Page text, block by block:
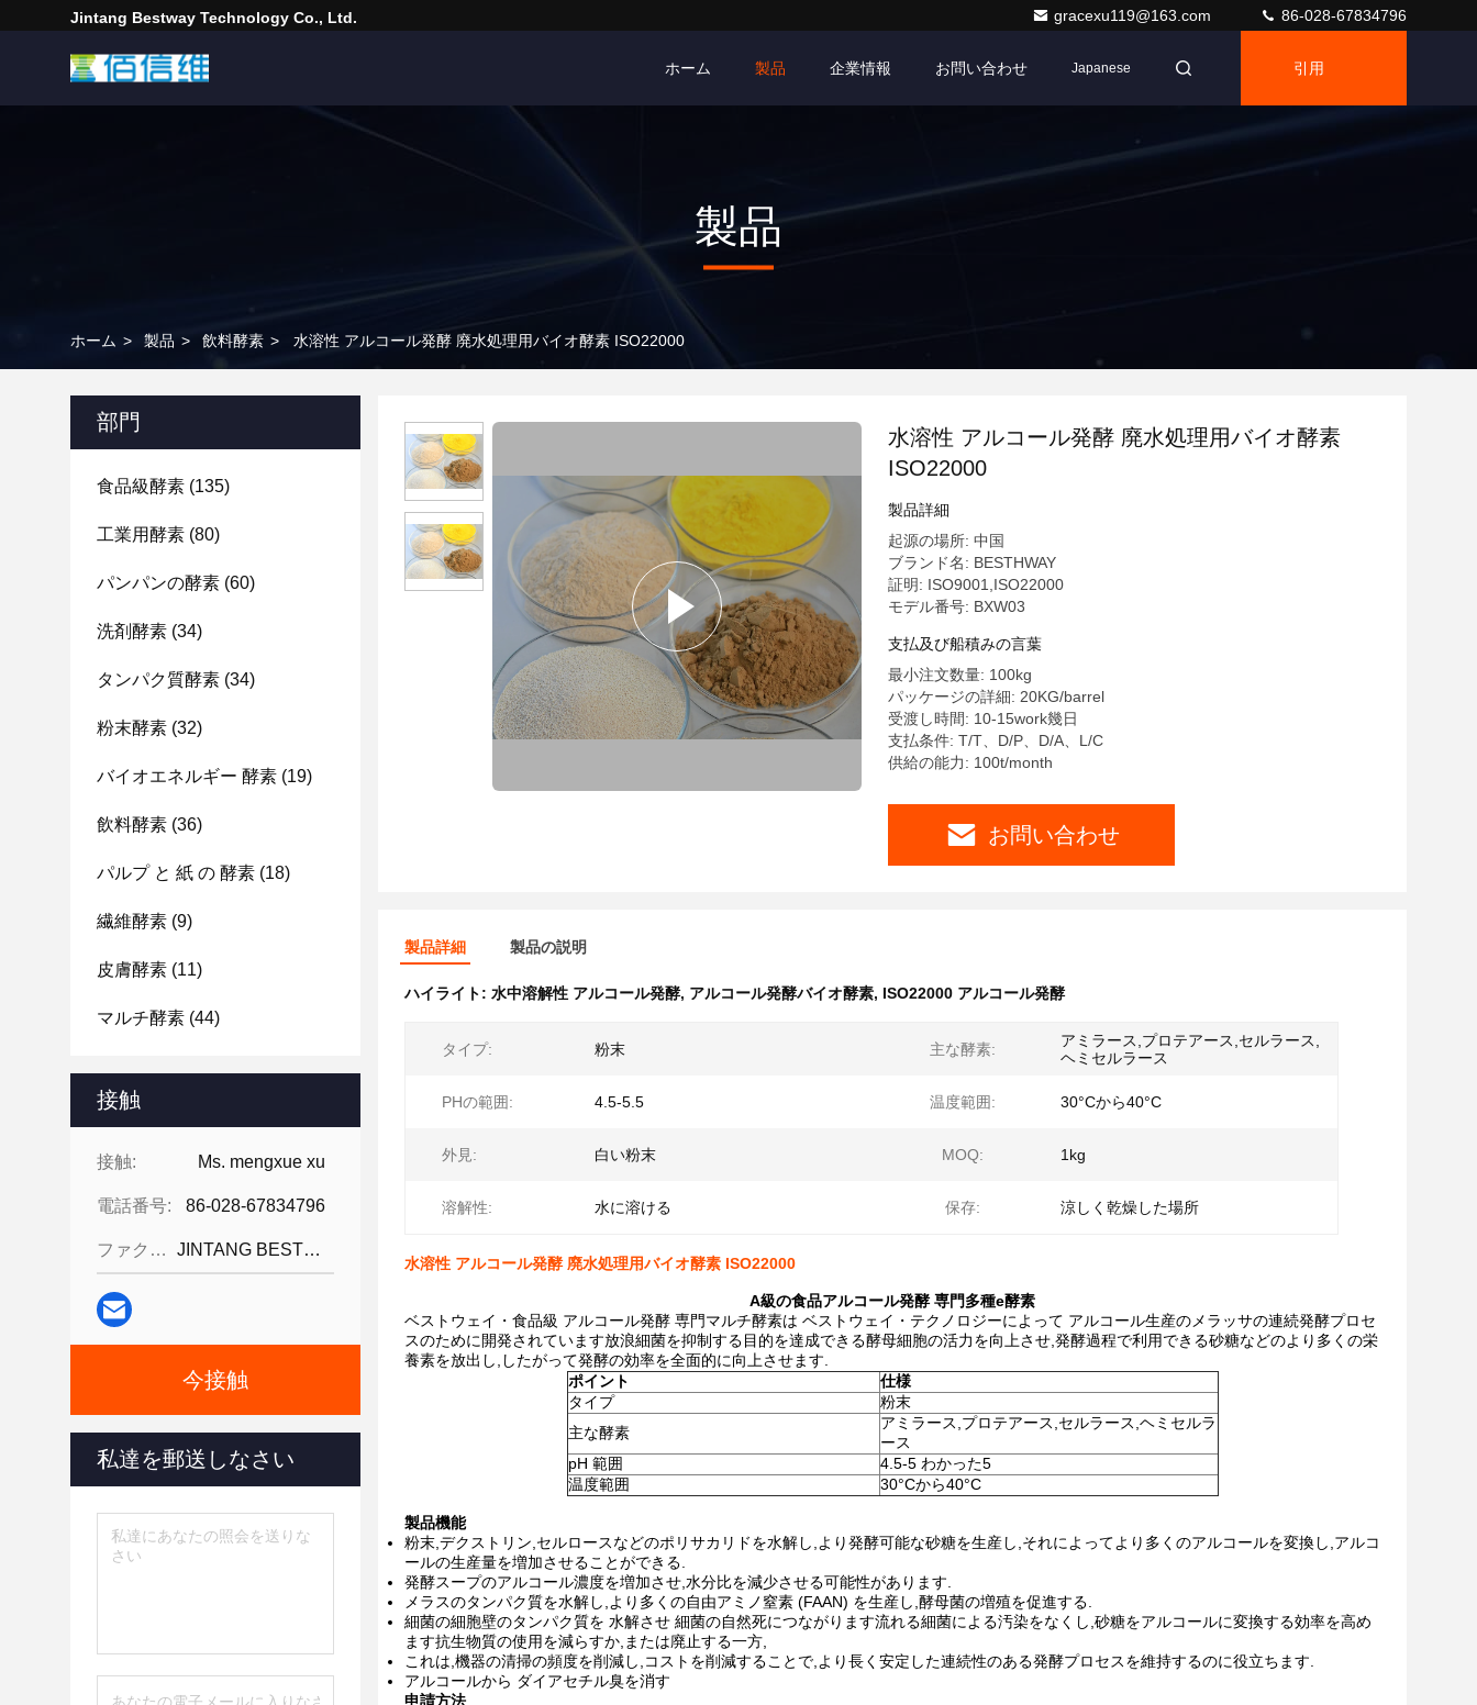
Jintang Bestway Technology Co., Ltd. gracexu119@163.com 86-028-67834796
ホーム 製品 企業情報 お問い合わせ Japanese 引用
製品
ホーム > 製品 > 飲料酵素 > 水溶性 アルコール発酵 廃水処理用バイオ酵素 ISO22000
部門
食品級酵素 (135)
工業用酵素 (80)
パンパンの酵素 (60)
洗剤酵素 (34)
タンパク質酵素 (34)
粉末酵素 (32)
バイオエネルギー 酵素 (19)
飲料酵素 (36)
パルプ と 紙 の 酵素 (18)
繊維酵素 (9)
皮膚酵素 (11)
マルチ酵素 (44)
接触
接触: Ms. mengxue xu
電話番号: 86-028-67834796
ファクシミリ: JINTANG BESTWAY TECHNOLOGY CO
今接触
私達を郵送しなさい
水溶性 アルコール発酵 廃水処理用バイオ酵素
ISO22000
製品詳細
起源の場所: 中国
ブランド名: BESTHWAY
証明: ISO9001,ISO22000
モデル番号: BXW03
支払及び船積みの言葉
最小注文数量: 100kg
パッケージの詳細: 20KG/barrel
受渡し時間: 10-15work幾日
支払条件: T/T、D/P、D/A、L/C
供給の能力: 100t/month
お問い合わせ
製品詳細 製品の説明
ハイライト: 水中溶解性 アルコール発酵, アルコール発酵バイオ酵素, ISO22000 アルコール発酵
タイプ: 粉末 主な酵素:
アミラース,プロテアース,セルラース,
ヘミセルラース
PHの範囲: 4.5-5.5 温度範囲: 30°Cから40°C
外見: 白い粉末 MOQ: 1kg
溶解性: 水に溶ける 保存: 涼しく乾燥した場所
水溶性 アルコール発酵 廃水処理用バイオ酵素 ISO22000
A級の食品アルコール発酵 専門多種e酵素
ベストウェイ・食品級 アルコール発酵 専門マルチ酵素は ベストウェイ・テクノロジーによって アルコール生産のメラッサの連続発酵プロセ
スのために開発されています放浪細菌を抑制する目的を達成できる酵母細胞の活力を向上させ,発酵過程で利用できる砂糖などのより多くの栄
養素を放出し,したがって発酵の効率を全面的に向上させます.
ポイント
仕様
タイプ
粉末
主な酵素
アミラース,プロテアース,セルラース,ヘミセルラ
ース
pH 範囲
4.5-5 わかった5
温度範囲
30°Cから40°C
製品機能
粉末,デクストリン,セルロースなどのポリサカリドを水解し,より発酵可能な砂糖を生産し,それによってより多くのアルコールを変換し,アルコ
ールの生産量を増加させることができる.
発酵スープのアルコール濃度を増加させ,水分比を減少させる可能性があります.
メラスのタンパク質を水解し,より多くの自由アミノ窒素 (FAAN) を生産し,酵母菌の増殖を促進する.
細菌の細胞壁のタンパク質を 水解させ 細菌の自然死につながります流れる細菌による汚染をなくし,砂糖をアルコールに変換する効率を高め
ます抗生物質の使用を減らすか,または廃止する一方,
これは,機器の清掃の頻度を削減し,コストを削減することで,より長く安定した連続性のある発酵プロセスを維持するのに役立ちます.
アルコールから ダイアセチル臭を消す
申請方法